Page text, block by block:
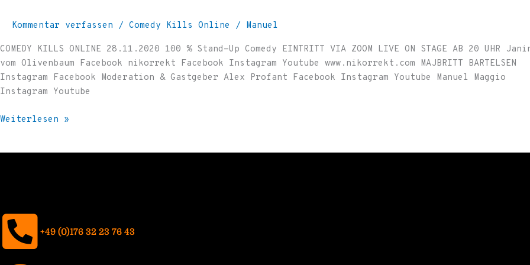
Kommentar verfassen / Comedy Kills Online / Manuel
COMEDY KILLS ONLINE 28.11.2020 100 % Stand-Up Comedy EINTRITT VIA ZOOM LIVE ON STAGE AB 20 UHR
vom Olivenbaum Facebook nikorrekt Facebook Instagram Youtube www.nikorrekt.com MAJBRITT BARTELSEN
Instagram Facebook Moderation & Gastgeber Alex Profant Facebook Instagram Youtube Manuel Maggio
Instagram Youtube
Weiterlesen »
+49 (0)176 32 23 76 43